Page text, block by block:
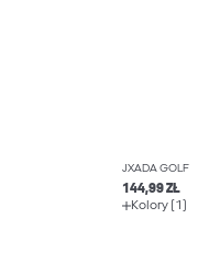
JXADA GOLF
144,99 ZŁ
Kolory (1)